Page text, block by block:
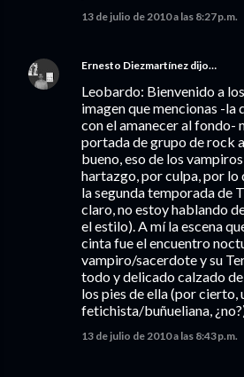
13 de julio de 2010 a las 8:27 p.m.
Ernesto Diezmartínez dijo…
Leobardo: Bienvenido a
imagen que mencionas -la
con el amanecer al fondo-
portada de grupo de rock
bueno, eso de los
hartazgo, por culpa, por lo
la segunda temporada de
claro, no estoy hablando
el estilo). A mí la escena
cinta fue el encuentro
vampiro/sacerdote y su
todo y delicado calzado
los pies de ella (por cierto,
fetichista/buñueliana,
13 de julio de 2010 a las 8:43 p.m.